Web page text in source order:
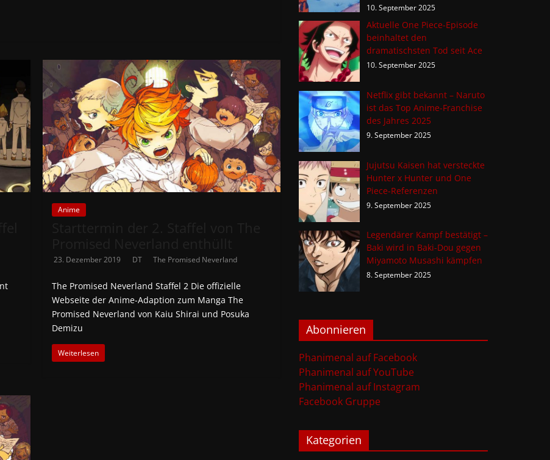
Anime
23. Dezember 2019 DT The Promised Neverland
The Promised Neverland Staffel 2 Die offizielle
Webseite der Anime-Adaption zum Manga The
Promised Neverland von Kaiu Shirai und Posuka
Demizu
Weiterlesen
10. September 2025
Aktuelle One Piece-Episode
beinhaltet den
dramatischsten Tod seit Ace
10. September 2025
Netflix gibt bekannt – Naruto
ist das Top Anime-Franchise
des Jahres 2025
9. September 2025
Jujutsu Kaisen hat versteckte
Hunter x Hunter und One
Piece-Referenzen
9. September 2025
Legendärer Kampf bestätigt –
Baki wird in Baki-Dou gegen
Miyamoto Musashi kämpfen
8. September 2025
Abonnieren
Phanimenal auf Facebook
Phanimenal auf YouTube
Phanimenal auf Instagram
Facebook Gruppe
Kategorien